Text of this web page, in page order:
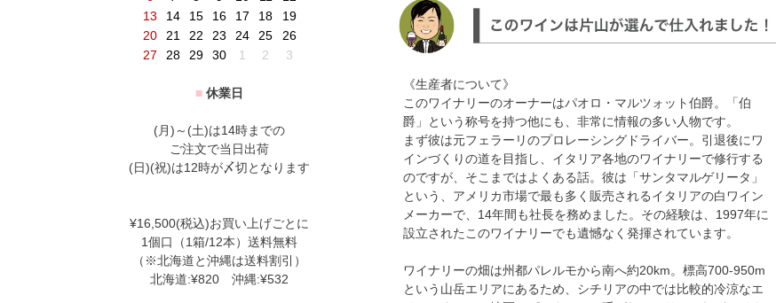
13
14 15 16 17 18
19
20
21 22 23 24 25
26
27
28 29 30 1 2 3
■ 休業日
(月)～(土)は14時までの
ご注文で当日出荷
(日)(祝)は12時が〆切となります
¥16,500(税込)お買い上げごとに
1個口（1箱/12本）送料無料
（※北海道と沖縄は送料割引）
北海道:¥820 沖縄:¥532
《生産者について》
このワイナリーのオーナーはパオロ・マルツォット伯爵。「伯
爵」という称号を持つ他にも、非常に情報の多い人物です。
まず彼は元フェラーリのプロレーシングドライバー。引退後にワ
インづくりの道を目指し、イタリア各地のワイナリーで修行する
のですが、そこまではよくある話。彼は「サンタマルゲリータ」
という、アメリカ市場で最も多く販売されるイタリアの白ワイン
メーカーで、14年間も社長を務めました。その経験は、1997年に
設立されたこのワイナリーでも遺憾なく発揮されています。
ワイナリーの畑は州都パレルモから南へ約20km。標高700-950m
という山岳エリアにあるため、シチリアの中では比較的冷涼なエ